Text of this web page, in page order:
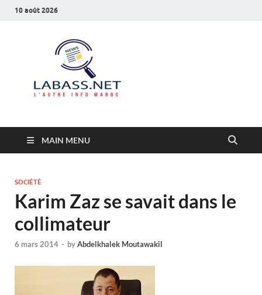
10 août 2026
MAIN MENU
SOCIÉTÉ
Karim Zaz se savait dans le
collimateur
6 mars 2014 - byAbdelkhalek Moutawakil